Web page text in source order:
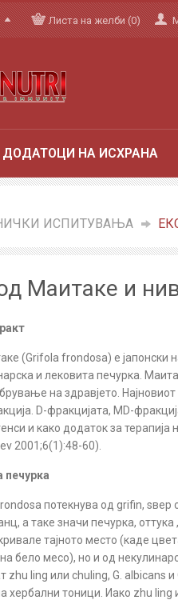
Листа на желби (0)
ДОДАТОЦИ НА ИСХРАНА
ИСПИТУВАЊА »
Маитаке и
(Grifola frondosa) е јапонски
и лековита печурка.
на здравјето.
D-фракцијата, MD-
и како додаток за
2001;6(1):48-60).
печурка
потекнува од grifin, ѕвер
а таке значи печурка,
тајното место (каде
бело месо), но и од
zhu ling или chuling, G. albicans
хербални тоници. Иако zhu